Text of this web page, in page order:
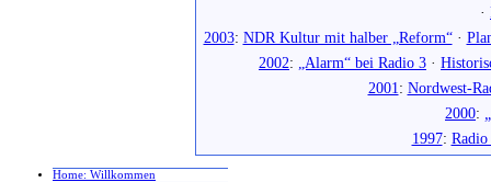
·
2003: NDR Kultur mit halber „Reform“·
2002: „Alarm“ bei Radio 3 ·
2001: Nordwest-
2000:
1997:
Home: Willkommen